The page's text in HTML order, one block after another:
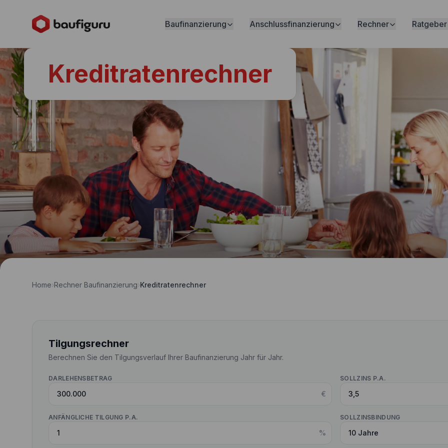
Baufinanzierung Anschlussfinanzierung Rechner Ratgeber
Kreditratenrechner
Home›Rechner Baufinanzierung›Kreditratenrechner
Tilgungsrechner
Berechnen Sie den Tilgungsverlauf Ihrer Baufinanzierung Jahr für Jahr.
DARLEHENSBETRAG
€
SOLLZINS P.A.
ANFÄNGLICHE TILGUNG P.A.
%
SOLLZINSBINDUNG